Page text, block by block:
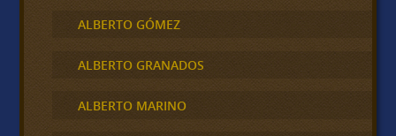
ALBERTO GÓMEZ
ALBERTO GRANADOS
ALBERTO MARINO